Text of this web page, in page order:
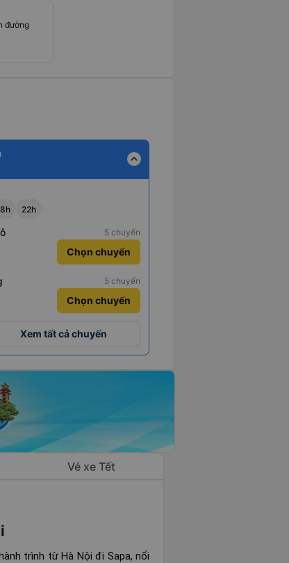
đường
expand_less
22h
5 chuyến
Chọn chuyến
5 chuyến
Chọn chuyến
Xem tất cả chuyến
Vé xe Tết
trình từ Hà Nội đi Sapa, nổi